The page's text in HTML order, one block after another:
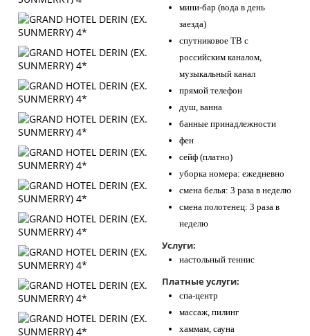
мини-бар (вода в день
заезда)
спутниковое ТВ с
российским каналом,
музыкальный канал
прямой телефон
душ, ванна
банные принадлежности
фен
сейф (платно)
уборка номера: ежедневно
смена белья: 3 раза в неделю
смена полотенец: 3 раза в
неделю
Услуги:
настольный теннис
Платные услуги:
спа-центр
массаж, пилинг
хаммам, сауна